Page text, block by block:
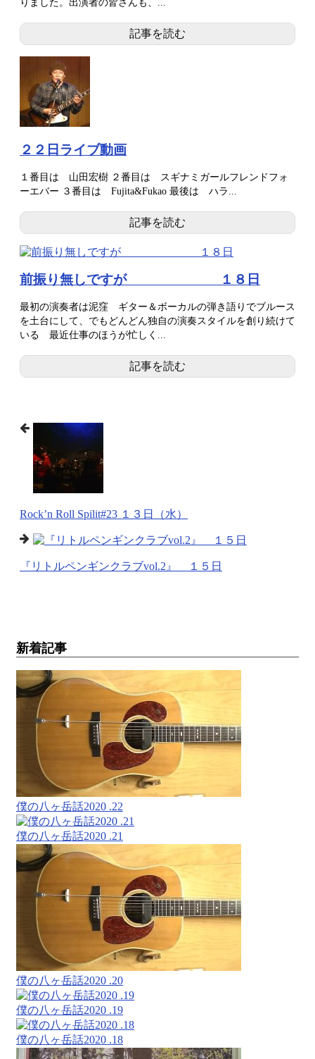
りました。出演者の皆さんも、...
記事を読む
２２日ライブ動画
１番目は 山田宏樹 ２番目は スギナミガールフレンドフォ
ーエバー ３番目は Fujita&Fukao 最後は ハラ...
記事を読む
前振り無しですが １８日
最初の演奏者は泥窪 ギター＆ボーカルの弾き語りでブルース
を土台にして、でもどんどん独自の演奏スタイルを創り続けて
いる 最近仕事のほうが忙しく...
記事を読む
Rock’n Roll Spilit#23 １３日（水）
『リトルペンギンクラブvol.2』 １５日
新着記事
僕の八ヶ岳話2020 .22
僕の八ヶ岳話2020 .21
僕の八ヶ岳話2020 .20
僕の八ヶ岳話2020 .19
僕の八ヶ岳話2020 .18